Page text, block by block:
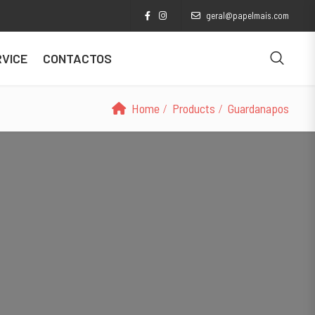
geral@papelmais.com
CONTACTOS
Home Products Guardanapos